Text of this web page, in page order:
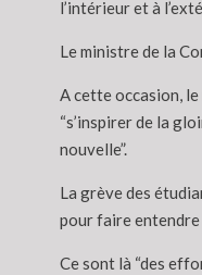
l’intérieur et à
Le ministre de la
A cette occasion,
“s’inspirer de la
nouvelle”.
La grève des
pour faire entendre
Ce sont là “des